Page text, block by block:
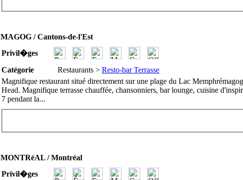
MAGOG / Cantons-de-l'Est
Privil�ges
Catégorie
Restaurants > Resto-bar Terrasse
Magnifique restaurant situé directement sur une plage du Lac
Head. Magnifique terrasse chauffée, chansonniers, bar lounge, cuisine
7 pendant la...
MONTRéAL / Montréal
Privil�ges